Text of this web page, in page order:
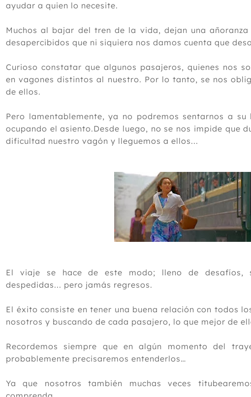
ayudar a quien lo necesite.
Muchos al bajar del tren de la vida, dejan una
desapercibidos que ni siquiera nos damos cuenta que
Curioso constatar que algunos pasajeros, quienes nos
en vagones distintos al nuestro. Por lo tanto, se nos
de ellos.
Pero lamentablemente, ya no podremos sentarnos a
ocupando el asiento.Desde luego, no se nos impide que
dificultad nuestro vagón y lleguemos a ellos...
El viaje se hace de este modo; lleno de desafíos,
despedidas... pero jamás regresos.
El éxito consiste en tener una buena relación con todos
nosotros y buscando de cada pasajero, lo que mejor de
Recordemos siempre que en algún momento del
probablemente precisaremos entenderlos…
Ya que nosotros también muchas veces